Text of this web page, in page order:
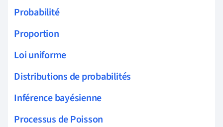
Probabilité
Proportion
Loi uniforme
Distributions de probabilités
Inférence bayésienne
Processus de Poisson